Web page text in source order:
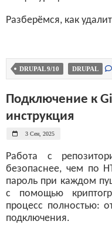
Разберёмся, как
DRUPAL 9/10 DRUPAL
Подключение к
инструкция
3 Сен, 2025
Работа с
безопаснее, чем по
пароль при каждом
с помощью
процесс полностью:
подключения.